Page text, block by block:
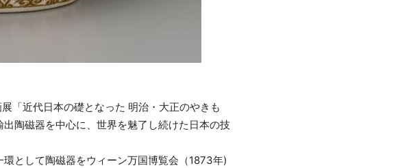
「近代日本の礎となった 明治・大正のやきも
陶磁器を中心に、世界を魅了し続けた日本の技
として陶磁器をウィーン万国博覧会（1873年)